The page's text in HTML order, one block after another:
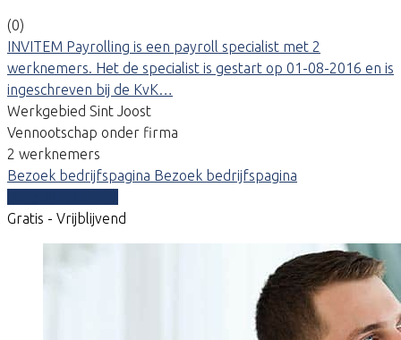
(0)
INVITEM Payrolling is een payroll specialist met 2
werknemers. Het de specialist is gestart op 01-08-2016 en is
ingeschreven bij de KvK…
Werkgebied Sint Joost
Vennootschap onder firma
2 werknemers
Bezoek bedrijfspagina Bezoek bedrijfspagina
Gratis - Vrijblijvend